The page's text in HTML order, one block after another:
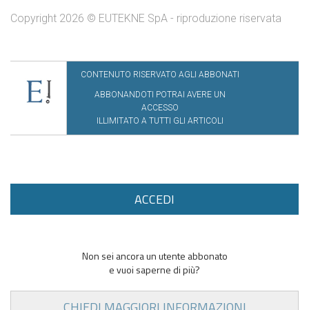
Copyright 2026 © EUTEKNE SpA - riproduzione riservata
CONTENUTO RISERVATO AGLI ABBONATI
ABBONANDOTI POTRAI AVERE UN
ACCESSO
ILLIMITATO A TUTTI GLI ARTICOLI
ACCEDI
Non sei ancora un utente abbonato
e vuoi saperne di più?